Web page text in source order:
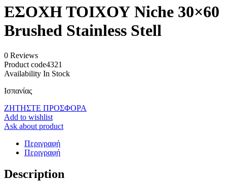
ΕΣΟΧΗ ΤΟΙΧΟΥ Niche 30×60
Brushed Stainless Stell
0 Reviews
Product code4321
Availability In Stock
Ισπανίας
ΖΗΤΗΣΤΕ ΠΡΟΣΦΟΡΑ
Add to wishlist
Ask about product
Περιγραφή
Περιγραφή
Description